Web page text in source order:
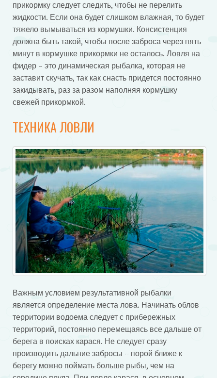
прикормку следует следить, чтобы не перелить
жидкости. Если она будет слишком влажная, то будет
тяжело вымываться из кормушки. Консистенция
должна быть такой, чтобы после заброса через пять
минут в кормушке прикормки не осталось. Ловля на
фидер – это динамическая рыбалка, которая не
заставит скучать, так как снасть придется постоянно
закидывать, раз за разом наполняя кормушку
свежей прикормкой.
ТЕХНИКА ЛОВЛИ
Важным условием результативной рыбалки
является определение места лова. Начинать облов
территории водоема следует с прибережных
территорий, постоянно перемещаясь все дальше от
берега в поисках карася. Не следует сразу
производить дальние забросы – порой ближе к
берегу можно поймать больше рыбы, чем на